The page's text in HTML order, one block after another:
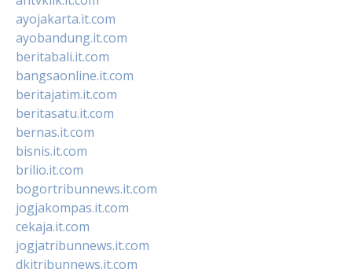
ayojakarta.it.com
ayobandung.it.com
beritabali.it.com
bangsaonline.it.com
beritajatim.it.com
beritasatu.it.com
bernas.it.com
bisnis.it.com
brilio.it.com
bogortribunnews.it.com
jogjakompas.it.com
cekaja.it.com
jogjatribunnews.it.com
dkitribunnews.it.com